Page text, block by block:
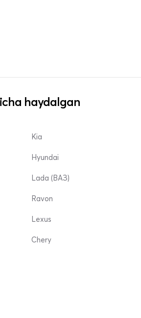
haydalgan
Kia
Hyundai
Lada (ВАЗ)
Ravon
Lexus
Chery